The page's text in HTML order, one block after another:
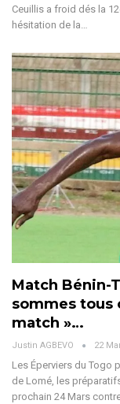
Ceuillis a froid dés la
hésitation de la…
Match Bénin-
sommes tous
match »…
Justin AGBEVO 22
Les Éperviers du Togo
de Lomé, les
prochain 24 Mars